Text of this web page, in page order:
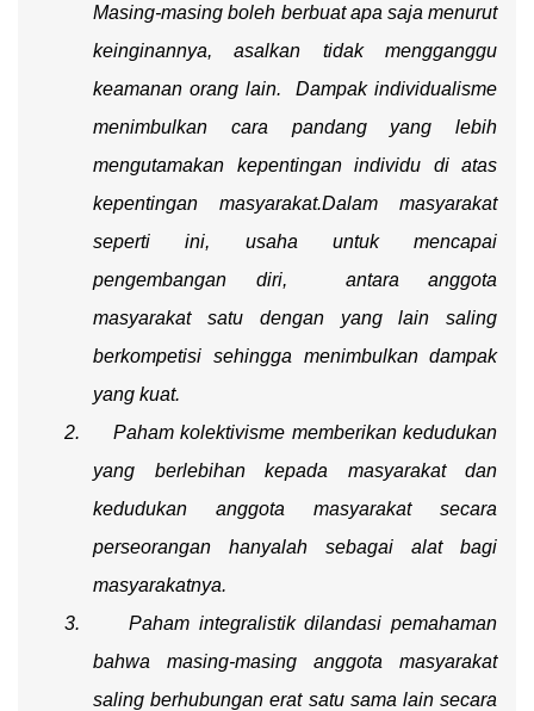
Masing-masing boleh berbuat apa saja menurut
keinginannya, asalkan tidak mengganggu
keamanan orang lain. Dampak individualisme
menimbulkan cara pandang yang lebih
mengutamakan kepentingan individu di atas
kepentingan masyarakat.Dalam masyarakat
seperti ini, usaha untuk mencapai
pengembangan diri, antara anggota
masyarakat satu dengan yang lain saling
berkompetisi sehingga menimbulkan dampak
yang kuat.
2.
Paham kolektivisme memberikan kedudukan
yang berlebihan kepada masyarakat dan
kedudukan anggota masyarakat secara
perseorangan hanyalah sebagai alat bagi
masyarakatnya.
3.
Paham integralistik dilandasi pemahaman
bahwa masing-masing anggota masyarakat
saling berhubungan erat satu sama lain secara